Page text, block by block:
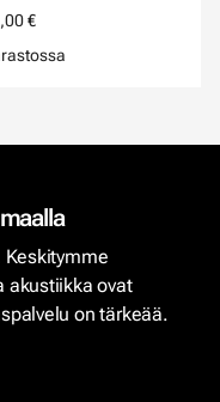
€
Keskitymme
akustiikka ovat
on tärkeää.